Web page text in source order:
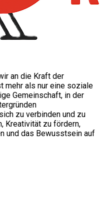
an die Kraft der
mehr als nur eine soziale
Gemeinschaft, in der
zu verbinden und zu
Kreativität zu fördern,
und das Bewusstsein auf